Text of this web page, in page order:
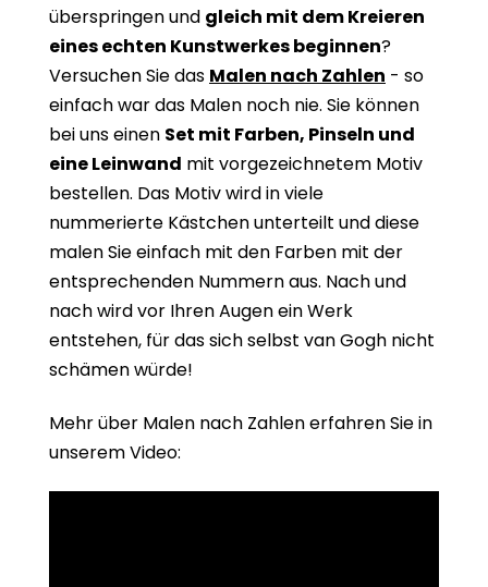
überspringen und gleich mit dem Kreieren
eines echten Kunstwerkes beginnen?
Versuchen Sie das Malen nach Zahlen - so
einfach war das Malen noch nie. Sie können
bei uns einen Set mit Farben, Pinseln und
eine Leinwand mit vorgezeichnetem Motiv
bestellen. Das Motiv wird in viele
nummerierte Kästchen unterteilt und diese
malen Sie einfach mit den Farben mit der
entsprechenden Nummern aus. Nach und
nach wird vor Ihren Augen ein Werk
entstehen, für das sich selbst van Gogh nicht
schämen würde!
Mehr über Malen nach Zahlen erfahren Sie in
unserem Video: